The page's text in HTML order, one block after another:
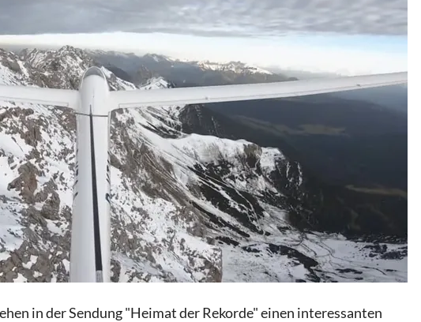
in der Sendung "Heimat der Rekorde" einen interessanten